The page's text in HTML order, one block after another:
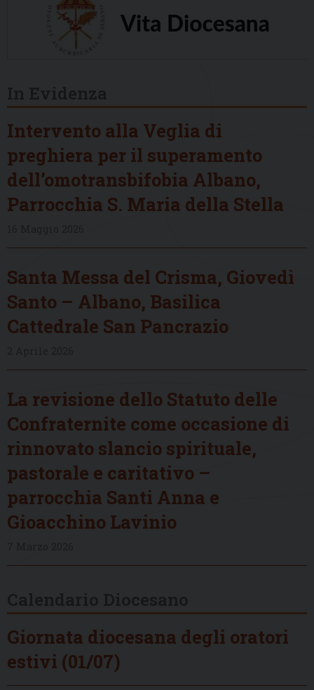
Intervento alla Veglia di
preghiera per il superamento
dell’omotransbifobia Albano,
Parrocchia S. Maria della Stella
Santa Messa del Crisma, Giovedì
Santo – Albano, Basilica
Cattedrale San Pancrazio
La revisione dello Statuto delle
Confraternite come occasione di
rinnovato slancio spirituale,
pastorale e caritativo –
parrocchia Santi Anna e
Gioacchino Lavinio
Giornata diocesana degli oratori
estivi (01/07)